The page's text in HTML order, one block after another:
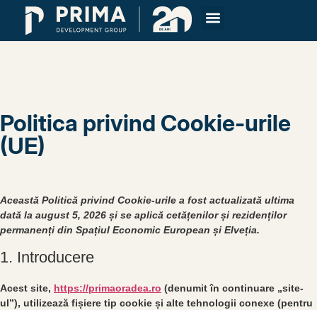
Politica privind Cookie-urile
(UE)
Această Politică privind Cookie-urile a fost actualizată ultima
dată la august 5, 2026 și se aplică cetățenilor și rezidenților
permanenți din Spațiul Economic European și Elveția.
1. Introducere
Acest site, https://primaoradea.ro (denumit în continuare „site-
ul”), utilizează fișiere tip cookie și alte tehnologii conexe (pentru